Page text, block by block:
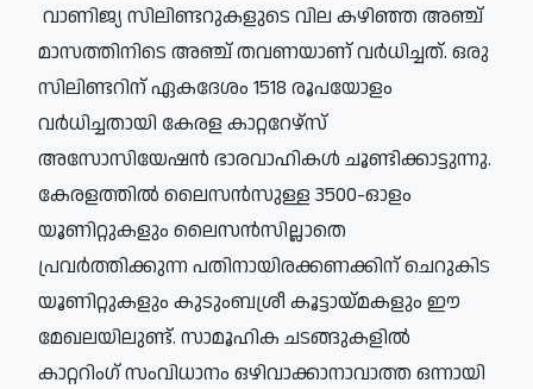
വാണിജ്യ സിലിണ്ടറുകളുടെ വില കഴിഞ്ഞ അഞ്ച്
മാസത്തിനിടെ അഞ്ച് തവണയാണ് വർധിച്ചത്. ഒരു
സിലിണ്ടറിന് ഏകദേശം 1518 രൂപയോളം
വർധിച്ചതായി കേരള കാറ്ററേഴ്‌സ്
അസോസിയേഷൻ ഭാരവാഹികൾ ചൂണ്ടിക്കാട്ടുന്നു.
കേരളത്തിൽ ലൈസൻസുള്ള 3500-ഓളം
യൂണിറ്റുകളും ലൈസൻസില്ലാതെ
പ്രവർത്തിക്കുന്ന പതിനായിരക്കണക്കിന് ചെറുകിട
യൂണിറ്റുകളും കുടുംബശ്രീ കൂട്ടായ്മകളും ഈ
മേഖലയിലുണ്ട്. സാമൂഹിക ചടങ്ങുകളിൽ
കാറ്ററിംഗ് സംവിധാനം ഒഴിവാക്കാനാവാത്ത ഒന്നായി